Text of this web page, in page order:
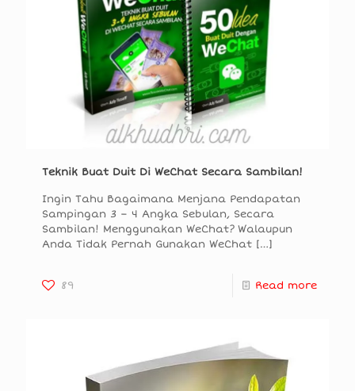
Teknik Buat Duit Di WeChat Secara Sambilan!
Ingin Tahu Bagaimana Menjana Pendapatan
Sampingan 3 – 4 Angka Sebulan, Secara
Sambilan! Menggunakan WeChat? Walaupun
Anda Tidak Pernah Gunakan WeChat […]
89 Read more